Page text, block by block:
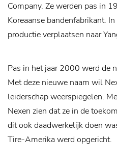
Company. Ze werden pas in
Koreaanse bandenfabrikant.
productie verplaatsen naar
Pas in het jaar 2000 werd de
Met deze nieuwe naam wil
leiderschap weerspiegelen.
Nexen zien dat ze in de
dit ook daadwerkelijk doen
Tire-Amerika werd opgericht.